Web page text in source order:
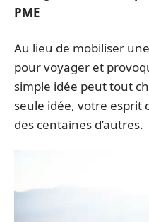
PME
Au lieu de mobiliser
pour voyager et
simple idée peut tout
seule idée, votre esprit
des centaines d’autres.